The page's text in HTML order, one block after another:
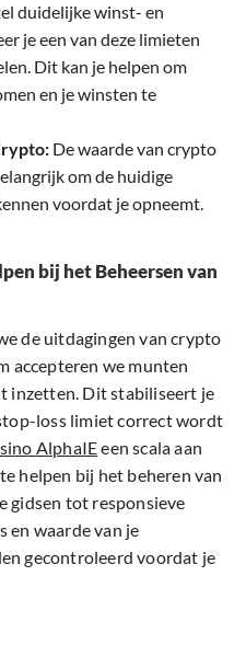
duidelijke winst- en
je een van deze limieten
Dit kan je helpen om
en je winsten te
De waarde van crypto
om de huidige
voordat je opneemt.
bij het Beheersen van
de uitdagingen van crypto
accepteren we munten
inzetten. Dit stabiliseert je
loss limiet correct wordt
AlphaIEeen scala aan
helpen bij het beheren van
gidsen tot responsieve
en waarde van je
gecontroleerd voordat je